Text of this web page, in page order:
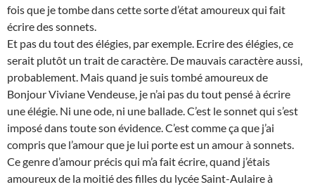
fois que je tombe dans cette sorte d’état amoureux qui fait
écrire des sonnets.
Et pas du tout des élégies, par exemple. Ecrire des élégies, ce
serait plutôt un trait de caractère. De mauvais caractère aussi,
probablement. Mais quand je suis tombé amoureux de
Bonjour Viviane Vendeuse, je n’ai pas du tout pensé à écrire
une élégie. Ni une ode, ni une ballade. C’est le sonnet qui s’est
imposé dans toute son évidence. C’est comme ça que j’ai
compris que l’amour que je lui porte est un amour à sonnets.
Ce genre d’amour précis qui m’a fait écrire, quand j’étais
amoureux de la moitié des filles du lycée Saint-Aulaire à